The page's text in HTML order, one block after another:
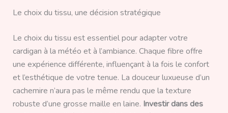
Le choix du tissu, une décision stratégique
Le choix du tissu est essentiel pour adapter votre
cardigan à la météo et à l’ambiance. Chaque fibre offre
une expérience différente, influençant à la fois le confort
et l’esthétique de votre tenue. La douceur luxueuse d’un
cachemire n’aura pas le même rendu que la texture
robuste d’une grosse maille en laine. Investir dans des